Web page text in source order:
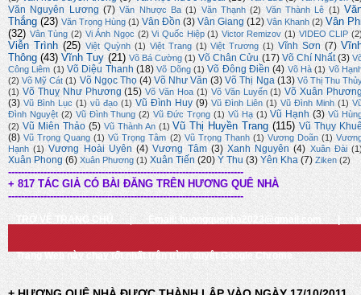
Văn Nguyên Lương (7) Văn Nhược Ba (1) Văn Thạnh (2) Văn Thành Lê (1)
Thắng (23) Văn Trọng Hùng (1) Vân Đồn (3) Vân Giang (12) Vân Khanh (2) Vân
(32) Vân Tùng (2) Vi Ánh Ngọc (2) Vi Quốc Hiệp (1) Victor Remizov (1) VIDEO CLIP
Viễn Trình (25) Việt Quỳnh (1) Việt Trang (1) Việt Trương (1) Vĩnh Sơn (7)
Thông (43) Vĩnh Tuy (21) Võ Bá Cường (1) Võ Chân Cửu (17) Võ Chí Nhất (3)
Công Liêm (1) Võ Diệu Thanh (18) Võ Dõng (1) Võ Đông Điền (4) Võ Hà (1) Võ
(2) Võ Mỹ Cát (1) Võ Ngọc Thọ (4) Võ Như Văn (3) Võ Thị Nga (13) Võ Thị Thu
(1) Võ Thuỵ Như Phương (15) Võ Văn Hoa (1) Võ Văn Luyến (1) Võ Xuân
(3) Vũ Bình Lục (1) vũ đạo (1) Vũ Đình Huy (9) Vũ Đình Liên (1) Vũ Đình Minh (1)
Đình Nguyệt (2) Vũ Đình Thung (2) Vũ Đức Trọng (1) Vũ Hạ (1) Vũ Hạnh (3) Vũ
(2) Vũ Miên Thảo (5) Vũ Thành An (1) Vũ Thị Huyền Trang (115) Vũ Thụy
(8) Vũ Trọng Quang (1) Vũ Trọng Tâm (2) Vũ Trọng Thanh (1) Vương Doãn (1)
Hạnh (1) Vương Hoài Uyên (4) Vương Tâm (3) Xanh Nguyên (4) Xuân Đài
Xuân Phong (6) Xuân Phương (1) Xuân Tiến (20) Ý Thu (3) Yên Kha (7) Ziken (2)
-------------------------------------------------------------------------
+ 817 TÁC GIẢ CÓ BÀI ĐĂNG TRÊN HƯƠNG QUÊ NHÀ
-------------------------------------------------------------------------
TRỞ VỀ TRANG CHỦ Email: huongquenha2023@gmail.com
Trang Web này chạy tốt nhất trên trình duyệt Google Chrome